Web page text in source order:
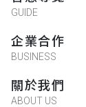
GUIDE
企業合作
BUSINESS
關於我們
ABOUT US